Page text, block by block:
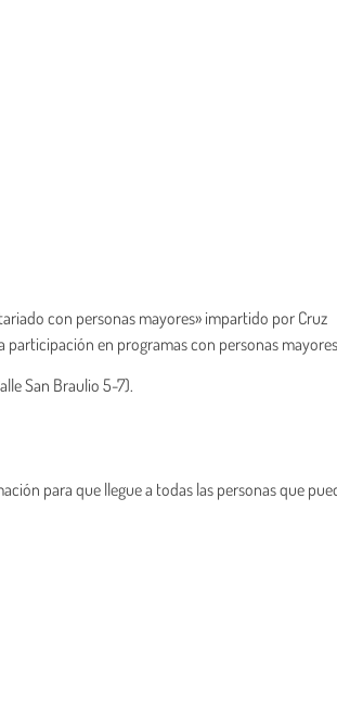
con personas mayores» impartido por Cruz
participación en programas con personas
San Braulio 5-7).
para que llegue a todas las personas que